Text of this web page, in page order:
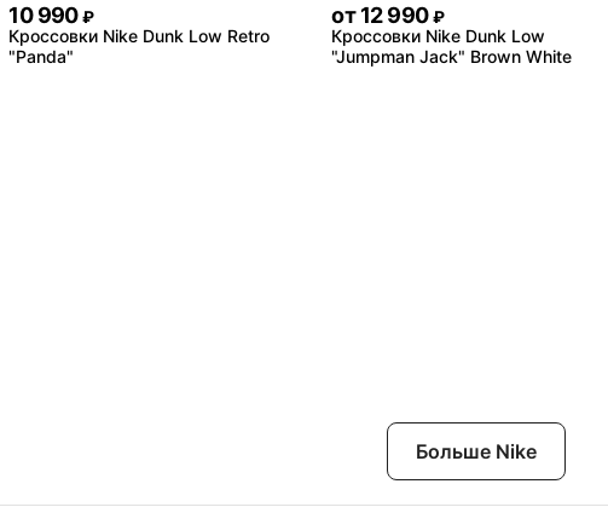
10 990 ₽
Кроссовки Nike Dunk Low Retro
"Panda"
от 12 990 ₽
Кроссовки Nike Dunk Low
"Jumpman Jack" Brown White
Больше Nike